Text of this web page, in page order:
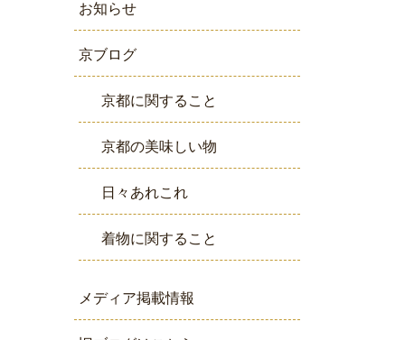
お知らせ
京ブログ
京都に関すること
京都の美味しい物
日々あれこれ
着物に関すること
メディア掲載情報